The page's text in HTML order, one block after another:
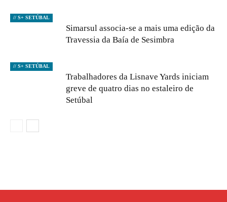
// S+ SETÚBAL
Simarsul associa-se a mais uma edição da
Travessia da Baía de Sesimbra
// S+ SETÚBAL
Trabalhadores da Lisnave Yards iniciam
greve de quatro dias no estaleiro de
Setúbal